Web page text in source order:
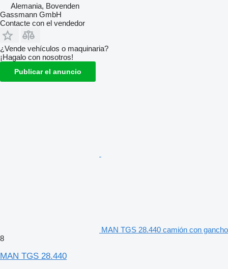
Alemania, Bovenden
Gassmann GmbH
Contacte con el vendedor
¿Vende vehículos o maquinaria?
¡Hagalo con nosotros!
Publicar el anuncio
MAN TGS 28.440 camión con gancho
8
MAN TGS 28.440